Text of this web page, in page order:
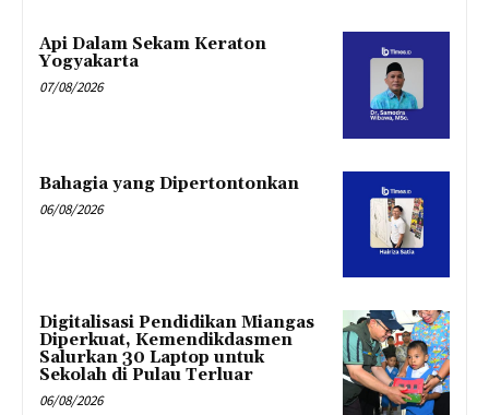
Api Dalam Sekam Keraton
Yogyakarta
07/08/2026
Bahagia yang Dipertontonkan
06/08/2026
Digitalisasi Pendidikan Miangas
Diperkuat, Kemendikdasmen
Salurkan 30 Laptop untuk
Sekolah di Pulau Terluar
06/08/2026